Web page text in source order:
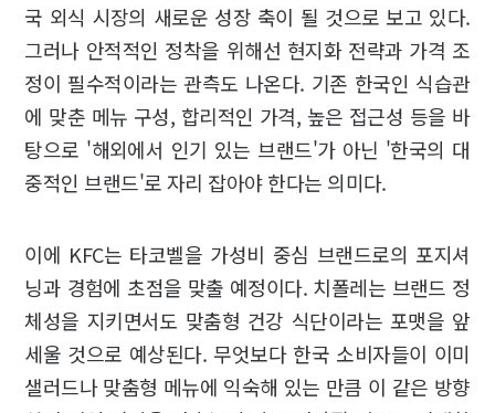
국 외식 시장의 새로운 성장 축이 될 것으로 보고 있다.
그러나 안적적인 정착을 위해선 현지화 전략과 가격 조
정이 필수적이라는 관측도 나온다. 기존 한국인 식습관
에 맞춘 메뉴 구성, 합리적인 가격, 높은 접근성 등을 바
탕으로 '해외에서 인기 있는 브랜드'가 아닌 '한국의 대
중적인 브랜드'로 자리 잡아야 한다는 의미다.
이에 KFC는 타코벨을 가성비 중심 브랜드로의 포지셔
닝과 경험에 초점을 맞출 예정이다. 치폴레는 브랜드 정
체성을 지키면서도 맞춤형 건강 식단이라는 포맷을 앞
세울 것으로 예상된다. 무엇보다 한국 소비자들이 이미
샐러드나 맞춤형 메뉴에 익숙해 있는 만큼 이 같은 방향